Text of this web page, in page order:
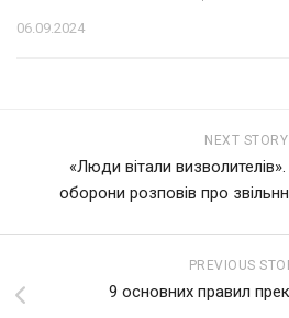
06.09.2024
NEXT STORY
«Люди вітали
оборони розповів про
PREVIOUS
9 основних правил